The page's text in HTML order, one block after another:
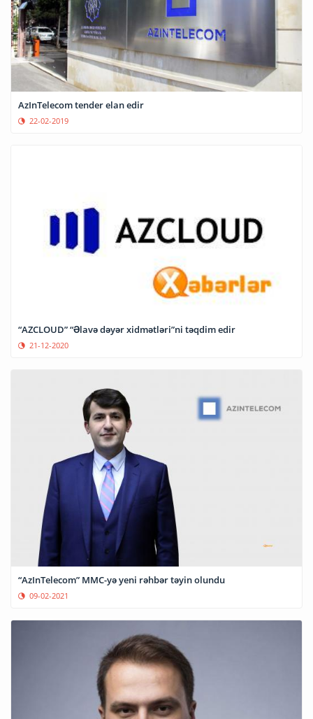
AzInTelecom tender elan edir
22-02-2019
“AZCLOUD” “Əlavə dəyər xidmətləri”ni təqdim edir
21-12-2020
“AzInTelecom” MMC-yə yeni rəhbər təyin olundu
09-02-2021